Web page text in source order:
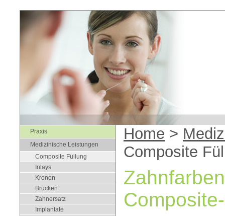
Praxis
Medizinische Leistungen
Composite Füllung
Inlays
Kronen
Brücken
Zahnersatz
Implantate
Home >
Composite